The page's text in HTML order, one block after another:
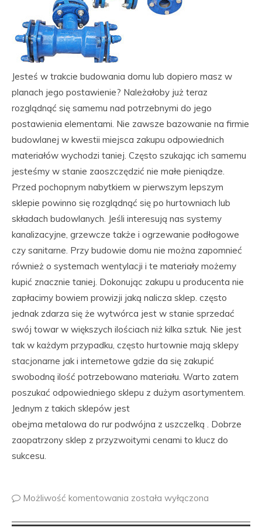
Jesteś w trakcie budowania domu lub dopiero masz w
planach jego postawienie? Należałoby już teraz
rozglądnąć się samemu nad potrzebnymi do jego
postawienia elementami. Nie zawsze bazowanie na firmie
budowlanej w kwestii miejsca zakupu odpowiednich
materiałów wychodzi taniej. Często szukając ich samemu
jesteśmy w stanie zaoszczędzić nie małe pieniądze.
Przed pochopnym nabytkiem w pierwszym lepszym
sklepie powinno się rozglądnąć się po hurtowniach lub
składach budowlanych. Jeśli interesują nas systemy
kanalizacyjne, grzewcze także i ogrzewanie podłogowe
czy sanitarne. Przy budowie domu nie można zapomnieć
również o systemach wentylacji i te materiały możemy
kupić znacznie taniej. Dokonując zakupu u producenta nie
zapłacimy bowiem prowizji jaką nalicza sklep. często
jednak zdarza się że wytwórca jest w stanie sprzedać
swój towar w większych ilościach niż kilka sztuk. Nie jest
tak w każdym przypadku, często hurtownie mają sklepy
stacjonarne jak i internetowe gdzie da się zakupić
swobodną ilość potrzebowano materiału. Warto zatem
poszukać odpowiedniego sklepu z dużym asortymentem.
Jednym z takich sklepów jest
obejma metalowa do rur podwójna z uszczelką . Dobrze
zaopatrzony sklep z przyzwoitymi cenami to klucz do
sukcesu.
Możliwość komentowania została wyłączona